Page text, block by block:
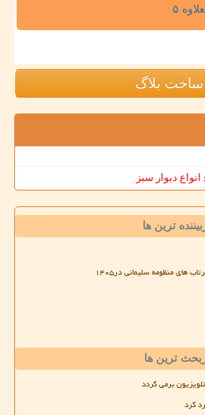
ساخت بلاگ
دیوار سبز
ترین ها
ترین ها
برمی گردد